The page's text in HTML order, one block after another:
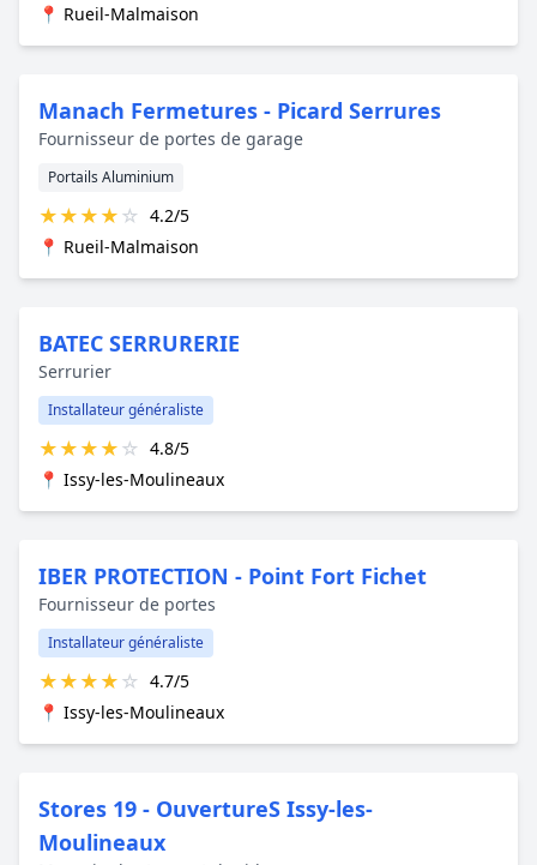
📍 Rueil-Malmaison
Manach Fermetures - Picard Serrures
Fournisseur de portes de garage
Portails Aluminium
★★★★☆ 4.2/5
📍 Rueil-Malmaison
BATEC SERRURERIE
Serrurier
Installateur généraliste
★★★★☆ 4.8/5
📍 Issy-les-Moulineaux
IBER PROTECTION - Point Fort Fichet
Fournisseur de portes
Installateur généraliste
★★★★☆ 4.7/5
📍 Issy-les-Moulineaux
Stores 19 - OuvertureS Issy-les-
Moulineaux